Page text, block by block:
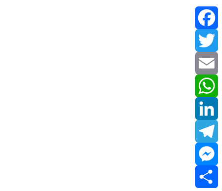
Facebook
Twitter
Email
WhatsApp
LinkedIn
Telegram
Messenger